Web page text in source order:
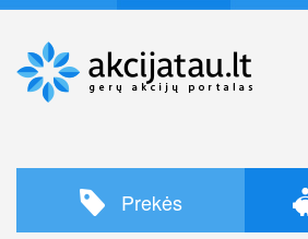
Prekės